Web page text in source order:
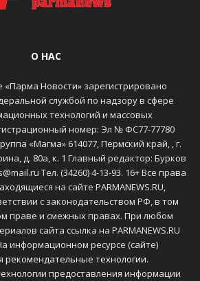
О НАС
Новости» зарегистрировано
службой по надзору в сфере
технологий и массовых
номер: Эл № ФС77-77780
«Магма» 614077, Пермский край, , г.
д. 80а, к. 1 Главный редактор: Бурков
Тел. (34260) 4-13-93. 16+ Все права
на сайте PARMANEWS.RU,
с законодательством РФ, в том
праве и смежных правах. При любом
сайта ссылка на PARMANEWS.RU
информационном ресурсе (сайте)
рекомендательные технологии.
предоставления информации